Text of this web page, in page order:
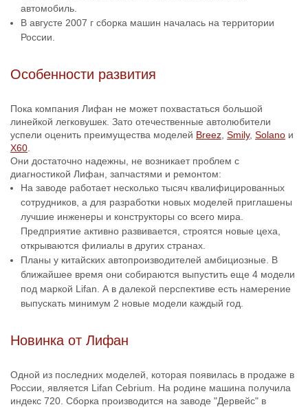
автомобиль.
В августе 2007 г сборка машин началась на территории
России.
Особенности развития
Пока компания Лифан не может похвастаться большой
линейкой легковушек. Зато отечественные автолюбители
успели оценить преимущества моделей Breez Smily, Solano и
X60
Они достаточно надежны, не возникает проблем с
диагностикой Лифан, запчастями и ремонтом:
На заводе работает несколько тысяч квалифицированных
сотрудников, а для разработки новых моделей приглашены
лучшие инженеры и конструкторы со всего мира.
Предприятие активно развивается, строятся новые цеха,
открываются филиалы в других странах.
Планы у китайских автопроизводителей амбициозные. В
ближайшее время они собираются выпустить еще 4 модели
под маркой Lifan. А в далекой перспективе есть намерение
выпускать минимум 2 новые модели каждый год.
Новинка от Лифан
Одной из последних моделей, которая появилась в продаже в
России, является Lifan Cebrium. На родине машина получила
индекс 720. Сборка производится на заводе "Дервейс" в